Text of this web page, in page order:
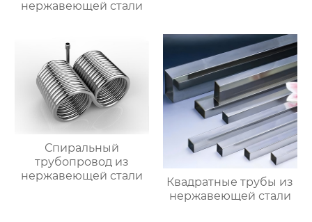
нержавеющей стали
Спиральный
трубопровод из
нержавеющей стали
Квадратные трубы из
нержавеющей стали